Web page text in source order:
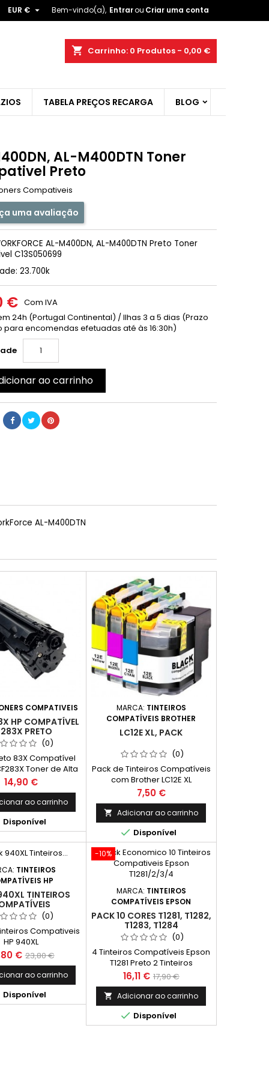
Bem-vindo(a), Entrarou Criar uma conta
EUR € 
shopping_cart Carrinho: 0 Produtos - 0,00 €
TABELA PREÇOS RECARGA BLOG
AL-M400DTN Toner
Preto
Compativeis
uma avaliação
AL-M400DN, AL-M400DTN Preto Toner
C13S050699
23.700k
€ Com IVA
24h (Portugal Continental) / Ilhas 3 a 5 dias (Prazo
para encomendas efetuadas até às 16:30h)
ao carrinho
AL-M400DTN
COMPATIVEIS
HP COMPATÍVEL
PRETO
(0)
83X Compatível
Toner de Alta
83X (+ 1000k) do
83A, CF283A
Preço
14,90 €
ao carrinho
Disponível
MARCA: TINTEIROS
COMPATÍVEIS BROTHER
LC12E XL, PACK
(0)
Pack de Tinteiros Compatíveis
com Brother LC12E XL
Preço
7,50 €
 Adicionar ao carrinho
 Disponível
TINTEIROS
HP
TINTEIROS
(0)
Compativeis
HP 940XL
€ Preço
normal
23,80 €
ao carrinho
Disponível
-10%
MARCA: TINTEIROS
COMPATÍVEIS EPSON
PACK 10 CORES T1281, T1282,
T1283, T1284
(0)
4 Tinteiros Compatíveis Epson
T1281 Preto 2 Tinteiros
Compatíveis Epson T1282
Ciano 2 Tinteiros Compatíveis
Epson T1283 Magenta 2
Tinteiros Compatíveis Epson
T1284 Amarelo
Preço
16,11 € Preço
normal
17,90 €
 Adicionar ao carrinho
 Disponível